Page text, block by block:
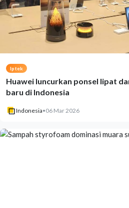
Iptek
Huawei luncurkan ponsel lipat
baru di Indonesia
Indonesia•06 Mar 2026